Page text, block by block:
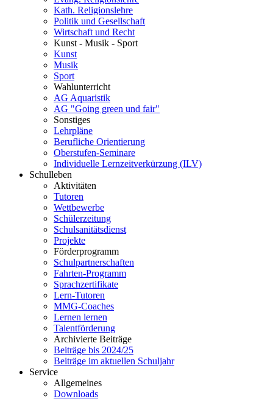
Kath. Religionslehre
Politik und Gesellschaft
Wirtschaft und Recht
Kunst - Musik - Sport
Kunst
Musik
Sport
Wahlunterricht
AG Aquaristik
AG "Going green und fair"
Sonstiges
Lehrpläne
Berufliche Orientierung
Oberstufen-Seminare
Individuelle Lernzeitverkürzung (ILV)
Schulleben
Aktivitäten
Tutoren
Wettbewerbe
Schülerzeitung
Schulsanitätsdienst
Projekte
Förderprogramm
Schulpartnerschaften
Fahrten-Programm
Sprachzertifikate
Lern-Tutoren
MMG-Coaches
Lernen lernen
Talentförderung
Archivierte Beiträge
Beiträge bis 2024/25
Beiträge im aktuellen Schuljahr
Service
Allgemeines
Downloads